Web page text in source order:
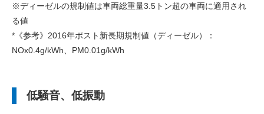
※ディーゼルの規制値は車両総重量3.5トン超の車両に適用され
る値
*《参考》2016年ポスト新長期規制値（ディーゼル）
：
NOx0.4g/kWh、PM0.01g/kWh
低騒音、低振動